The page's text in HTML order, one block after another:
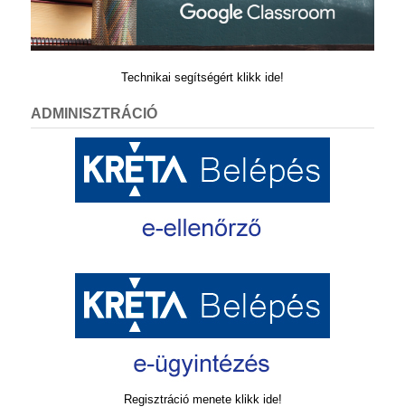
Technikai segítségért klikk ide!
ADMINISZTRÁCIÓ
Regisztráció menete klikk ide!